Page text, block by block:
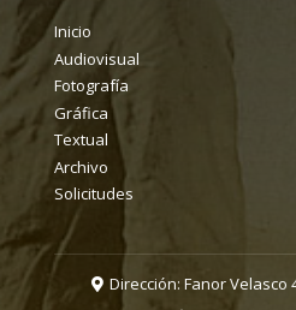
Inicio
Audiovisual
Fotografía
Gráfica
Textual
Archivo
Solicitudes
Dirección: Fanor Velasco